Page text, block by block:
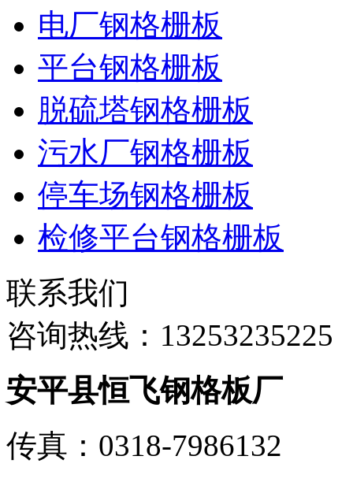
电厂钢格栅板
平台钢格栅板
脱硫塔钢格栅板
污水厂钢格栅板
停车场钢格栅板
检修平台钢格栅板
联系我们
咨询热线： 13253235225
安平县恒飞钢格板厂
传真：0318-7986132